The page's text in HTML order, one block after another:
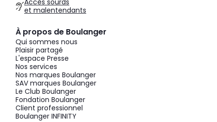
Accès sourds
et malentendants
À propos de Boulanger
Qui sommes nous
Plaisir partagé
L'espace Presse
Nos services
Nos marques Boulanger
SAV marques Boulanger
Le Club Boulanger
Fondation Boulanger
Client professionnel
Boulanger INFINITY